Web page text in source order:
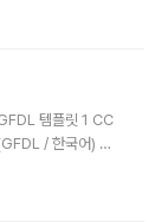
었습니다. 그런
긴 하지만, 그만
할 수 있습니다.
에는 무게가 기
템플릿 1 CC
/ 한국어) 이
따라야 합니다. *